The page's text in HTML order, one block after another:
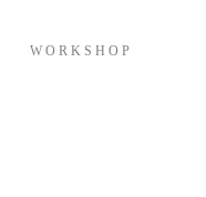
WORKSHOP